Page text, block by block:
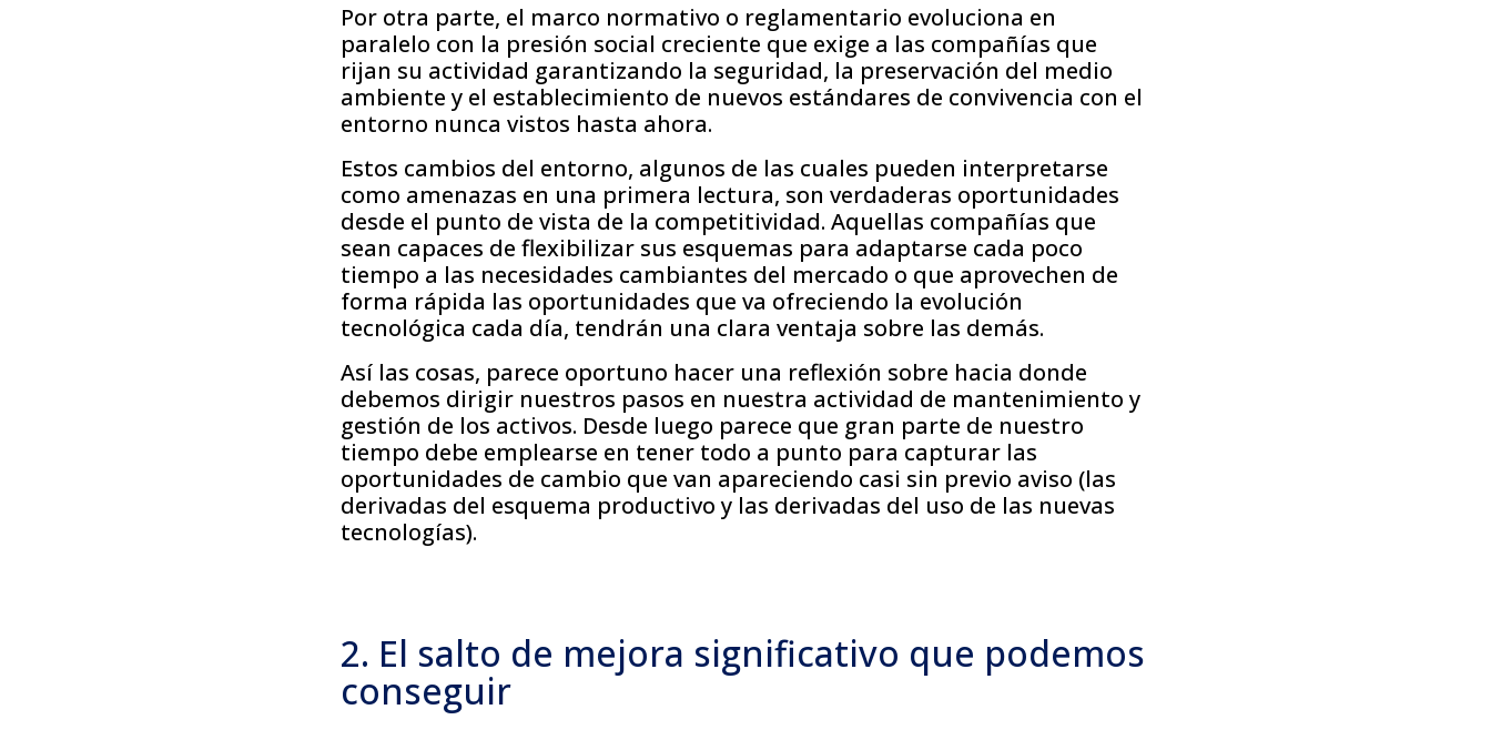
Por otra parte, el marco normativo o reglamentario evoluciona en
paralelo con la presión social creciente que exige a las compañías que
rijan su actividad garantizando la seguridad, la preservación del medio
ambiente y el establecimiento de nuevos estándares de convivencia con el
entorno nunca vistos hasta ahora.
Estos cambios del entorno, algunos de las cuales pueden interpretarse
como amenazas en una primera lectura, son verdaderas oportunidades
desde el punto de vista de la competitividad. Aquellas compañías que
sean capaces de flexibilizar sus esquemas para adaptarse cada poco
tiempo a las necesidades cambiantes del mercado o que aprovechen de
forma rápida las oportunidades que va ofreciendo la evolución
tecnológica cada día, tendrán una clara ventaja sobre las demás.
Así las cosas, parece oportuno hacer una reflexión sobre hacia donde
debemos dirigir nuestros pasos en nuestra actividad de mantenimiento y
gestión de los activos. Desde luego parece que gran parte de nuestro
tiempo debe emplearse en tener todo a punto para capturar las
oportunidades de cambio que van apareciendo casi sin previo aviso (las
derivadas del esquema productivo y las derivadas del uso de las nuevas
tecnologías).
2. El salto de mejora significativo que podemos
conseguir